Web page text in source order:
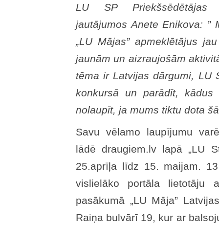
LU SP Priekšsēdētājas
jautājumos Anete Enikova: ”
„LU Mājas” apmeklētājus
jaunām un aizraujošām
tēma ir Latvijas dārgumi, LU
konkursā un parādīt,
nolaupīt, ja mums tiktu dota
Savu vēlamo laupījumu
lādē draugiem.lv lapā „LU
25.aprīļa līdz 15. maijam.
vislielāko portāla lietotāju
pasākumā „LU Māja”
Raiņa bulvārī 19, kur ar